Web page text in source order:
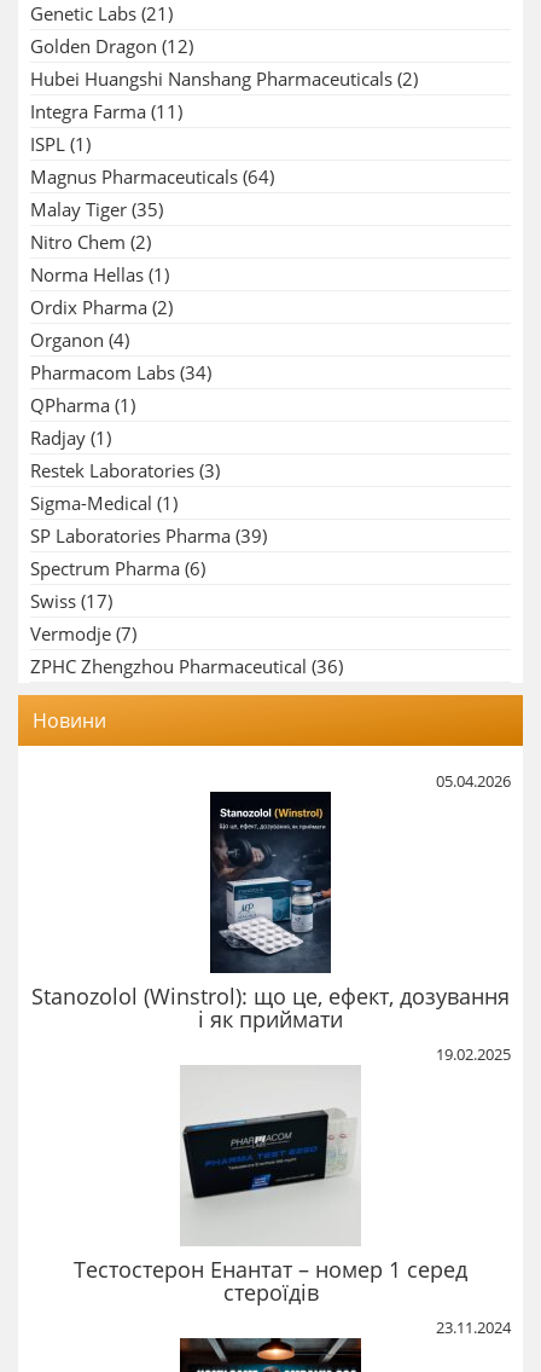
Genetic Labs (21)
Golden Dragon (12)
Hubei Huangshi Nanshang Pharmaceuticals (2)
Integra Farma (11)
ISPL (1)
Magnus Pharmaceuticals (64)
Malay Tiger (35)
Nitro Chem (2)
Norma Hellas (1)
Ordix Pharma (2)
Organon (4)
Pharmacom Labs (34)
QPharma (1)
Radjay (1)
Restek Laboratories (3)
Sigma-Medical (1)
SP Laboratories Pharma (39)
Spectrum Pharma (6)
Swiss (17)
Vermodje (7)
ZPHC Zhengzhou Pharmaceutical (36)
Новини
05.04.2026
Stanozolol (Winstrol): що це, ефект, дозування
і як приймати
19.02.2025
Тестостерон Енантат – номер 1 серед
стероїдів
23.11.2024